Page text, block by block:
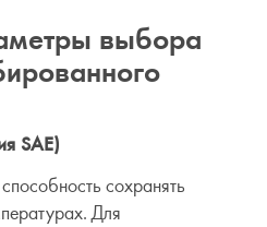
выбора
SAE)
сохранять
Для